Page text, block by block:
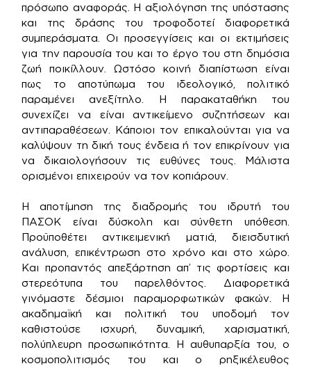
πρόσωπο αναφοράς. Η αξιολόγηση της υπόστασης
και της δράσης του τροφοδοτεί διαφορετικά
συμπεράσματα. Οι προσεγγίσεις και οι εκτιμήσεις
για την παρουσία του και το έργο του στη δημόσια
ζωή ποικίλλουν. Ωστόσο κοινή διαπίστωση είναι
πως το αποτύπωμα του ιδεολογικό, πολιτικό
παραμένει ανεξίτηλο. Η παρακαταθήκη του
συνεχίζει να είναι αντικείμενο συζητήσεων και
αντιπαραθέσεων. Κάποιοι τον επικαλούνται για να
καλύψουν τη δική τους ένδεια ή τον επικρίνουν για
να δικαιολογήσουν τις ευθύνες τους. Μάλιστα
ορισμένοι επιχειρούν να τον κοπιάρουν.
Η αποτίμηση της διαδρομής του ιδρυτή του
ΠΑΣΟΚ είναι δύσκολη και σύνθετη υπόθεση.
Προϋποθέτει αντικειμενική ματιά, διεισδυτική
ανάλυση, επικέντρωση στο χρόνο και στο χώρο.
Και προπαντός απεξάρτηση απ’ τις φορτίσεις και
στερεότυπα του παρελθόντος. Διαφορετικά
γινόμαστε δέσμιοι παραμορφωτικών φακών. Η
ακαδημαϊκή και πολιτική του υποδομή τον
καθιστούσε ισχυρή, δυναμική, χαρισματική,
πολύπλευρη προσωπικότητα. Η αυθυπαρξία του, ο
κοσμοπολιτισμός του και ο ρηξικέλευθος